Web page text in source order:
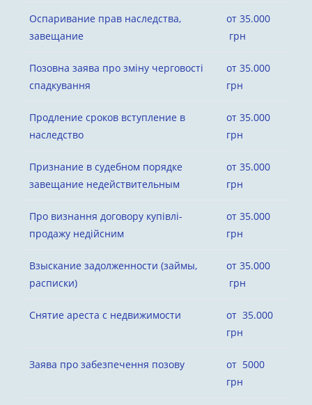
Оспаривание прав наследства,
завещание
от 35.000
грн
Позовна заява про зміну черговості
спадкування
от 35.000
грн
Продление сроков вступление в
наследство
от 35.000
грн
Признание в судебном порядке
завещание недействительным
от 35.000
грн
Про визнання договору купівлі-
продажу недійсним
от 35.000
грн
Взыскание задолженности (займы,
расписки)
от 35.000
грн
Снятие ареста с недвижимости
от 35.000
грн
Заява про забезпечення позову
от 5000
грн